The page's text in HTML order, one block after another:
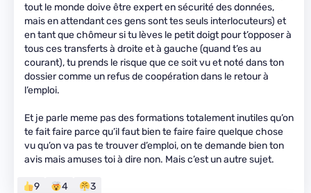
tout le monde doive être expert en sécurité des données,
mais en attendant ces gens sont tes seuls interlocuteurs) et
en tant que chômeur si tu lèves le petit doigt pour t’opposer à
tous ces transferts à droite et à gauche (quand t’es au
courant), tu prends le risque que ce soit vu et noté dans ton
dossier comme un refus de coopération dans le retour à
l’emploi.
Et je parle meme pas des formations totalement inutiles qu’on
te fait faire parce qu’il faut bien te faire faire quelque chose
vu qu’on va pas te trouver d’emploi, on te demande bien ton
avis mais amuses toi à dire non. Mais c’est un autre sujet.
9 4 3